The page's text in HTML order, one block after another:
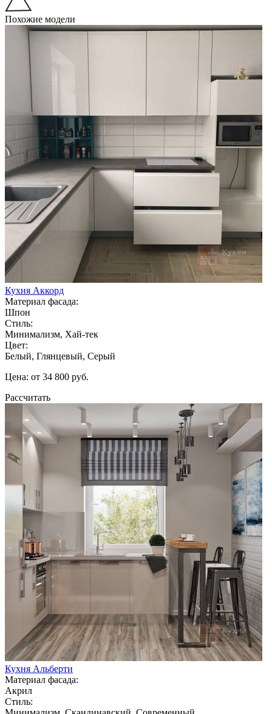
Похожие модели
Кухня Аккорд
Материал фасада:
Шпон
Стиль:
Минимализм, Хай-тек
Цвет:
Белый, Глянцевый, Серый
Цена: от 34 800 руб.
Рассчитать
Кухня Альберти
Материал фасада:
Акрил
Стиль: